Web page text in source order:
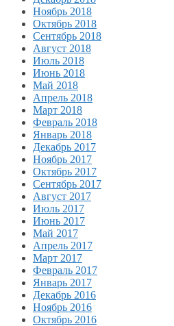
Ноябрь 2018
Октябрь 2018
Сентябрь 2018
Август 2018
Июль 2018
Июнь 2018
Май 2018
Апрель 2018
Март 2018
Февраль 2018
Январь 2018
Декабрь 2017
Ноябрь 2017
Октябрь 2017
Сентябрь 2017
Август 2017
Июль 2017
Июнь 2017
Май 2017
Апрель 2017
Март 2017
Февраль 2017
Январь 2017
Декабрь 2016
Ноябрь 2016
Октябрь 2016